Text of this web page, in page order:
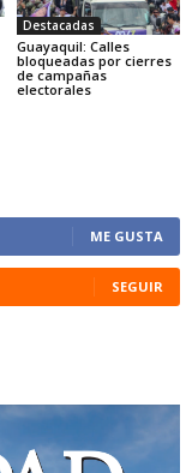
Destacadas
Guayaquil: Calles
bloqueadas por cierres
de campañas
electorales
ME GUSTA
SEGUIR